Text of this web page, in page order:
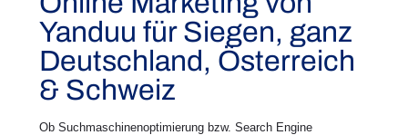
Yanduu für Siegen, ganz
Deutschland, Österreich
& Schweiz
Ob Suchmaschinenoptimierung bzw. Search Engine